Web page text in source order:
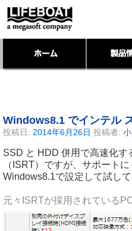
Windows8.1 でインテル
投稿日: 2014年6月26日 投稿者:
SSD と HDD 併用で高速化
（ISRT）ですが、サポート
Windows8.1で設定して試して
元々ISRTが採用されている